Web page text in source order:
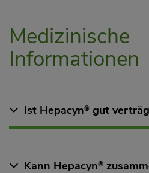
Medizinische
Informationen
Ist Hepacyn® gut
Kann Hepacyn®